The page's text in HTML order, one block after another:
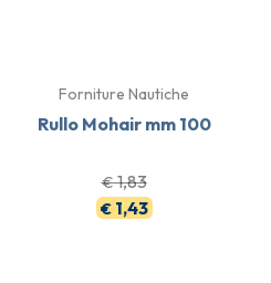
Forniture Nautiche
Rullo Mohair mm 100
€1,83
€1,43